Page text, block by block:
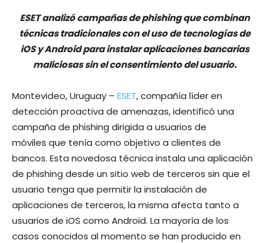
ESET analizó campañas de phishing que combinan
técnicas tradicionales con el uso de tecnologías de
iOS y Android para instalar aplicaciones bancarias
maliciosas sin el consentimiento del usuario.
Montevideo, Uruguay – ESET, compañía líder en
detección proactiva de amenazas, identificó una
campaña de phishing dirigida a usuarios de
móviles que tenía como objetivo a clientes de
bancos. Esta novedosa técnica instala una aplicación
de phishing desde un sitio web de terceros sin que el
usuario tenga que permitir la instalación de
aplicaciones de terceros, la misma afecta tanto a
usuarios de iOS como Android. La mayoría de los
casos conocidos al momento se han producido en